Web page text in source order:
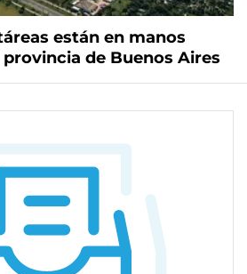
están en manos
de Buenos Aires